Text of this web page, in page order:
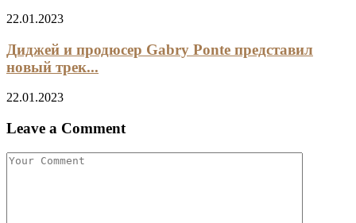
22.01.2023
Диджей и продюсер Gabry Ponte представил
новый трек...
22.01.2023
Leave a Comment